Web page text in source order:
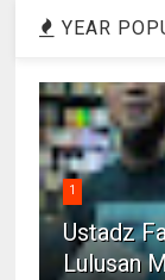
YEAR
1
Ustadz
Lulusan